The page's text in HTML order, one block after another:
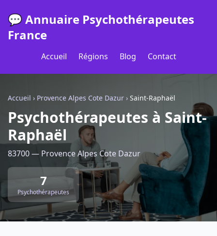
💬 Annuaire Psychothérapeutes
France
Accueil Régions Blog Contact
Accueil › Provence Alpes Cote Dazur › Saint-Raphaël
Psychothérapeutes à Saint-
Raphaël
83700 — Provence Alpes Cote Dazur
7
Psychothérapeutes